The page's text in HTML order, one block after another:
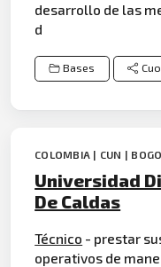
desarrollo de las
d
Bases
COLOMBIA | CUN |
Universidad
De Caldas
Técnico - prestar
operativos de